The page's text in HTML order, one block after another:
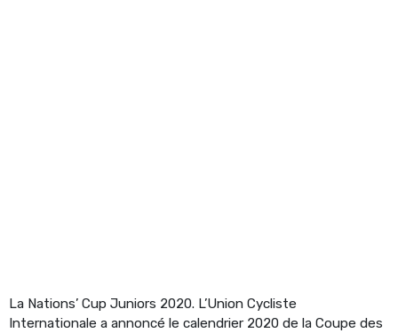
La Nations’ Cup Juniors 2020. L’Union Cycliste
Internationale a annoncé le calendrier 2020 de la Coupe des